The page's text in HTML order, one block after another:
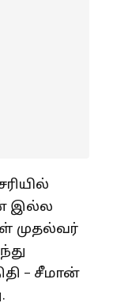
இல்ல
முதல்வர்
– சீமான்